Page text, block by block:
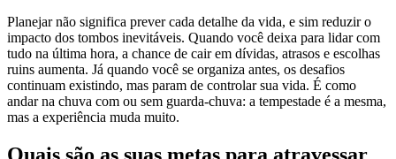
Planejar não significa prever cada detalhe da vida, e sim reduzir o
impacto dos tombos inevitáveis. Quando você deixa para lidar com
tudo na última hora, a chance de cair em dívidas, atrasos e escolhas
ruins aumenta. Já quando você se organiza antes, os desafios
continuam existindo, mas param de controlar sua vida. É como
andar na chuva com ou sem guarda-chuva: a tempestade é a mesma,
mas a experiência muda muito.
Quais são as suas metas para atravessar